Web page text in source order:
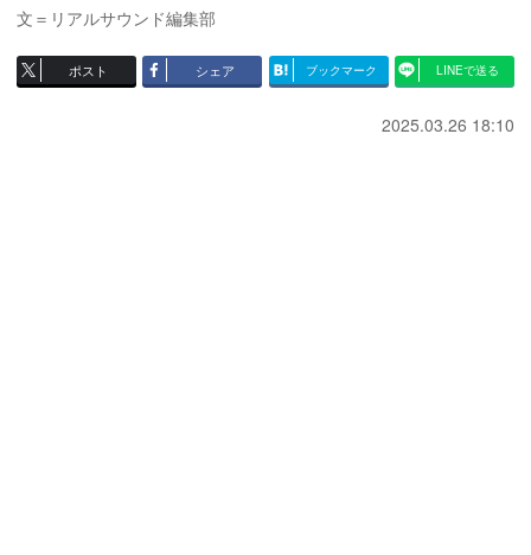
文＝リアルサウンド編集部
ポスト シェア ブックマーク LINEで送る
2025.03.26 18:10